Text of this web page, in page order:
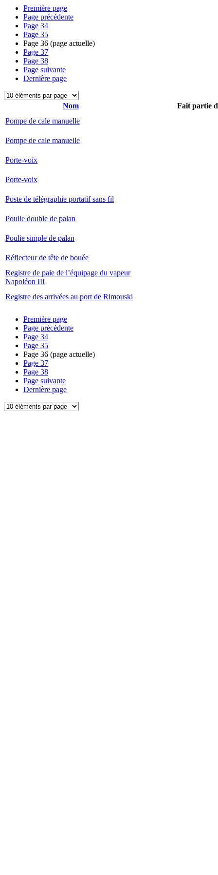
Première page
Page précédente
Page 34
Page 35
Page 36 (page actuelle)
Page 37
Page 38
Page suivante
Dernière page
Nom
Fait partie
Pompe de cale manuelle
Pompe de cale manuelle
Porte-voix
Porte-voix
Poste de télégraphie portatif sans fil
Poulie double de palan
Poulie simple de palan
Réflecteur de tête de bouée
Registre de paie de l’équipage du vapeur
Napoléon III
Registre des arrivées au port de Rimouski
Première page
Page précédente
Page 34
Page 35
Page 36 (page actuelle)
Page 37
Page 38
Page suivante
Dernière page